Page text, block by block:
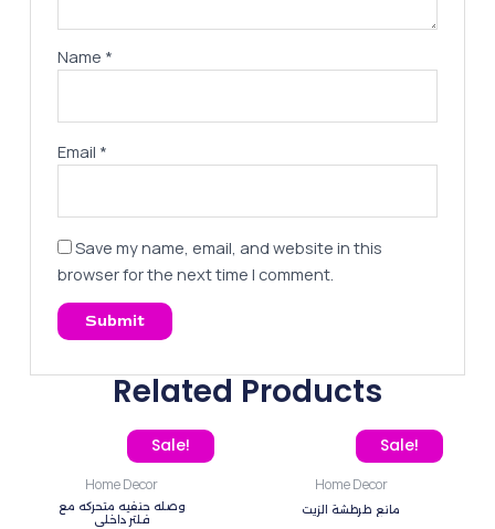
Name *
Email *
Save my name, email, and website in this
browser for the next time I comment.
Related Products
Sale!
Home Decor
وصله حنفيه متحركه مع
فلتر داخلي
Original price was: 250,00 EGP.
Current price is: 115,00 EGP. Sale!
Home Decor
مانع طرطشة الزيت
Original price was:
Current price